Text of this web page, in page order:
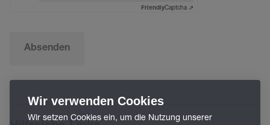
FriendlyCaptcha ⇗
Absenden
Wir verwenden Cookies
Wir setzen Cookies ein, um die Nutzung unserer